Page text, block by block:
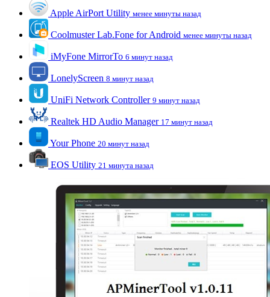
Apple AirPort Utility менее минуты назад
Coolmuster Lab.Fone for Android менее минуты назад
iMyFone MirrorTo 6 минут назад
LonelyScreen 8 минут назад
UniFi Network Controller 9 минут назад
Realtek HD Audio Manager 17 минут назад
Your Phone 20 минут назад
EOS Utility 21 минута назад